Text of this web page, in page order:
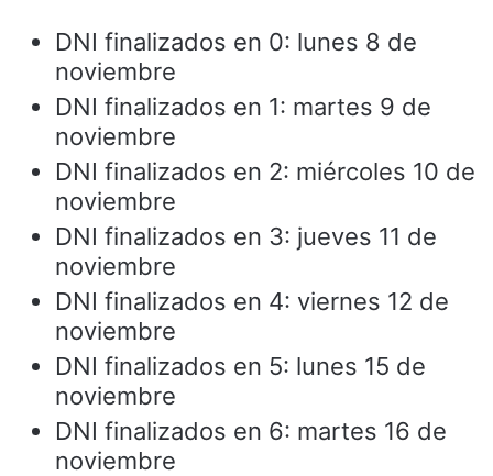
DNI finalizados en 0: lunes 8 de
noviembre
DNI finalizados en 1: martes 9 de
noviembre
DNI finalizados en 2: miércoles 10 de
noviembre
DNI finalizados en 3: jueves 11 de
noviembre
DNI finalizados en 4: viernes 12 de
noviembre
DNI finalizados en 5: lunes 15 de
noviembre
DNI finalizados en 6: martes 16 de
noviembre